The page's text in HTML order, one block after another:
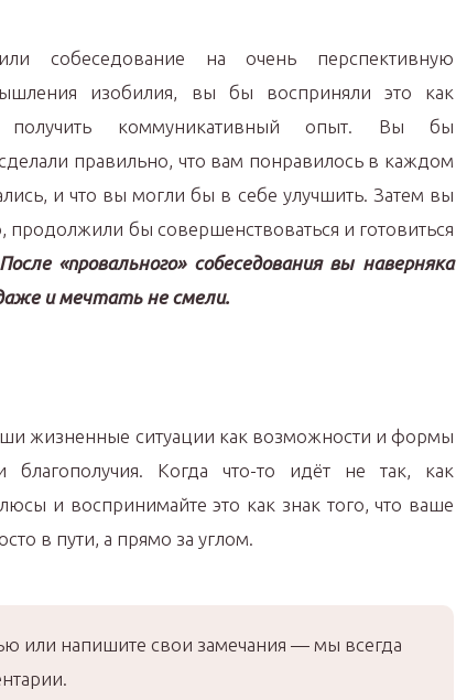
собеседование на очень перспективную
изобилия, вы бы восприняли это как
получить коммуникативный опыт. Вы бы
правильно, что вам понравилось в каждом
и что вы могли бы в себе улучшить. Затем вы
бы совершенствоваться и готовиться
После «провального» собеседования вы наверняка
и мечтать не смели.
жизненные ситуации как возможности и формы
благополучия. Когда что-то идёт не так, как
и воспринимайте это как знак того, что ваше
в пути, а прямо за углом.
или напишите свои замечания — мы всегда